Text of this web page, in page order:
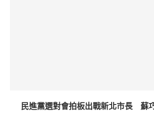
民進黨選對會拍板出戰新北市長 蘇